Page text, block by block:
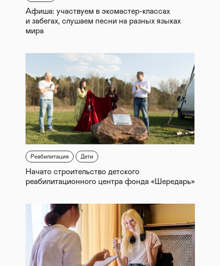
Афиша: участвуем в экомастер-классах
и забегах, слушаем песни на разных языках
мира
Реабилитация Дети
Начато строительство детского
реабилитационного центра фонда «Шередарь»